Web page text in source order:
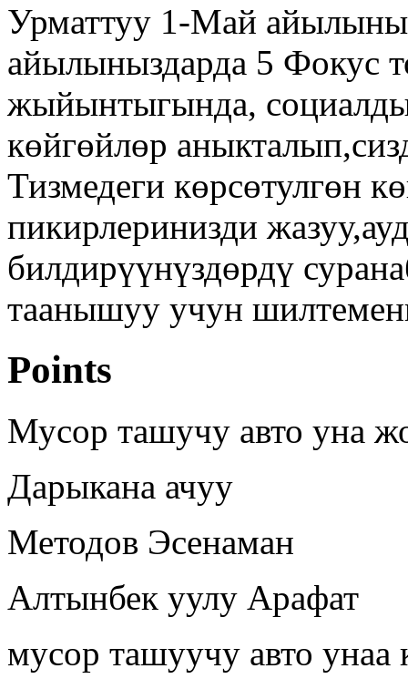
Урматтуу 1-Май
айылыныздарда 5 Фокус
жыйынтыгында,
көйгөйлөр
Тизмедеги көрсөтулгөн
пикирлеринизди
билдирүүнүздөрдү
таанышуу учун
Points
Мусор ташучу авто уна
Дарыкана ачуу
Методов Эсенаман
Алтынбек уулу Арафат
мусор ташуучу авто унаа